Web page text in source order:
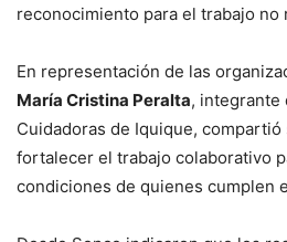
reconocimiento para el trabajo no
En representación de las
María Cristina Peralta, integrante
Cuidadoras de Iquique,
fortalecer el trabajo colaborativo
condiciones de quienes cumplen